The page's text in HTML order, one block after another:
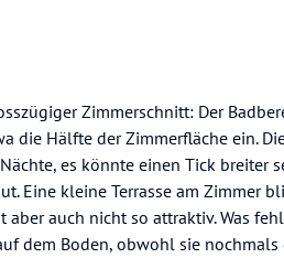
Zimmerschnitt: Der
die Hälfte der Zimmerfläche ein.
es könnte einen Tick breiter
Eine kleine Terrasse am Zimmer
aber auch nicht so attraktiv. Was
dem Boden, obwohl sie